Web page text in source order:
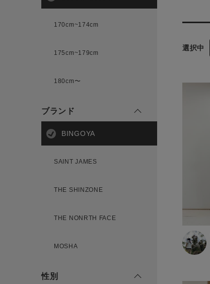
170cm~174cm
175cm~179cm
180cm〜
ブランド
BINGOYA
SAINT JAMES
THE SHINZONE
THE NONRTH FACE
MOSHA
性別